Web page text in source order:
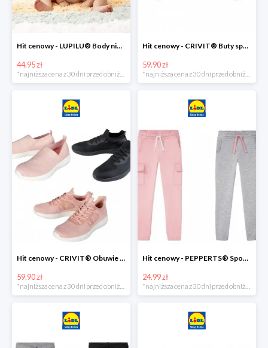
Hit cenowy - LUPILU® Body niemowlęce z biobawełny, z krótkim rękawem, 5 sztuk
44.95 zł
*najniższa cena z 30 dni przed obniżką
Hit cenowy - CRIVIT® Buty sportowe chłopięce WellWalk, 1 para
59.90 zł
*najniższa cena z 30 dni przed obniżką
Hit cenowy - CRIVIT® Obuwie dziewczęce sportowe i na co dzień, 1 para
59.90 zł
Hit cenowy - PEPPERTS® Spodnie dresowe dziewczęce, 1 para
24.99 zł